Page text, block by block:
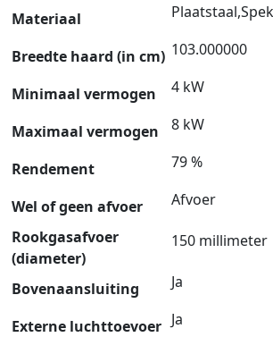
Materiaal
Breedte haard (in cm) 103.000000
Minimaal vermogen 4 kW
Maximaal vermogen 8 kW
Rendement 79 %
Wel of geen afvoer
Afvoer
Rookgasafvoer
(diameter)
150 millimeter
Bovenaansluiting Ja
Externe luchttoevoer Ja